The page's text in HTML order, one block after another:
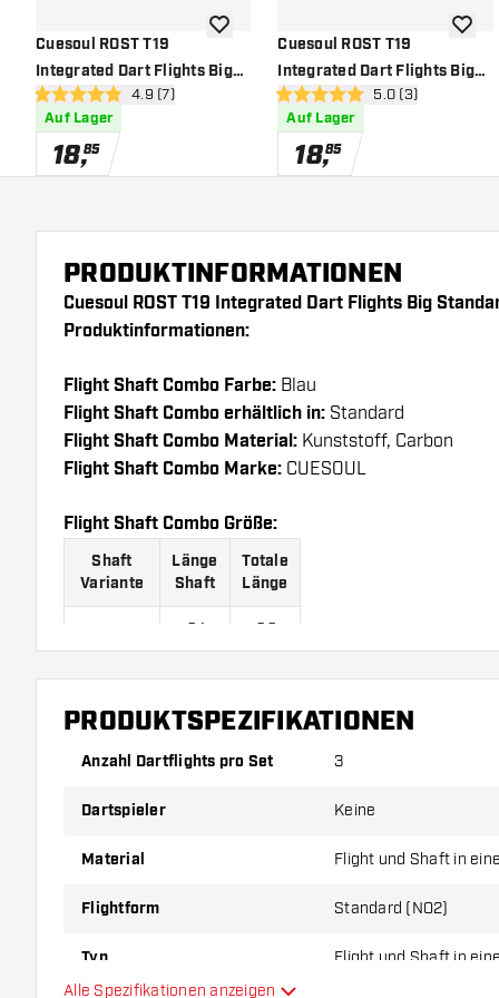
Cuesoul ROST T19
Integrated Dart Flights Big
Standard Wing Carbon Red -
Dart Flights
Bewertungsbereich öffnen
4.9 Bewertungssterne
4.9 (7)
Auf Lager
18,85
Zur Wunschliste hinzufügen
Cuesoul ROST T19
Integrated Dart Flights Big
Standard Wing Carbon
Orange - Dart Flights
5 Bewertungssterne
5.0 (3)
Auf Lager
18,85
Zur
PRODUKTINFORMATIONEN
Cuesoul ROST T19 Integrated Dart Flights Big
Produktinformationen:
Flight Shaft Combo Farbe: Blau
Flight Shaft Combo erhältlich in: Standard
Flight Shaft Combo Material: Kunststoff, Carbon
Flight Shaft Combo Marke: CUESOUL
Flight Shaft Combo Größe:
Shaft
Variante
Länge
Shaft
Totale
Länge
24
mm
66
mm
2
mm
mm
Variante
29
71
4
Variante
6
mm
mm
PRODUKTSPEZIFIKATIONEN
Anzahl Dartflights pro Set 3
Dartspieler Keine
Material Flight und Shaft in
Flightform Standard (NO2)
Typ Flight und Shaft in
Alle Spezifikationen anzeigen